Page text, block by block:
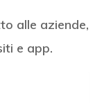
alle aziende,
e app.